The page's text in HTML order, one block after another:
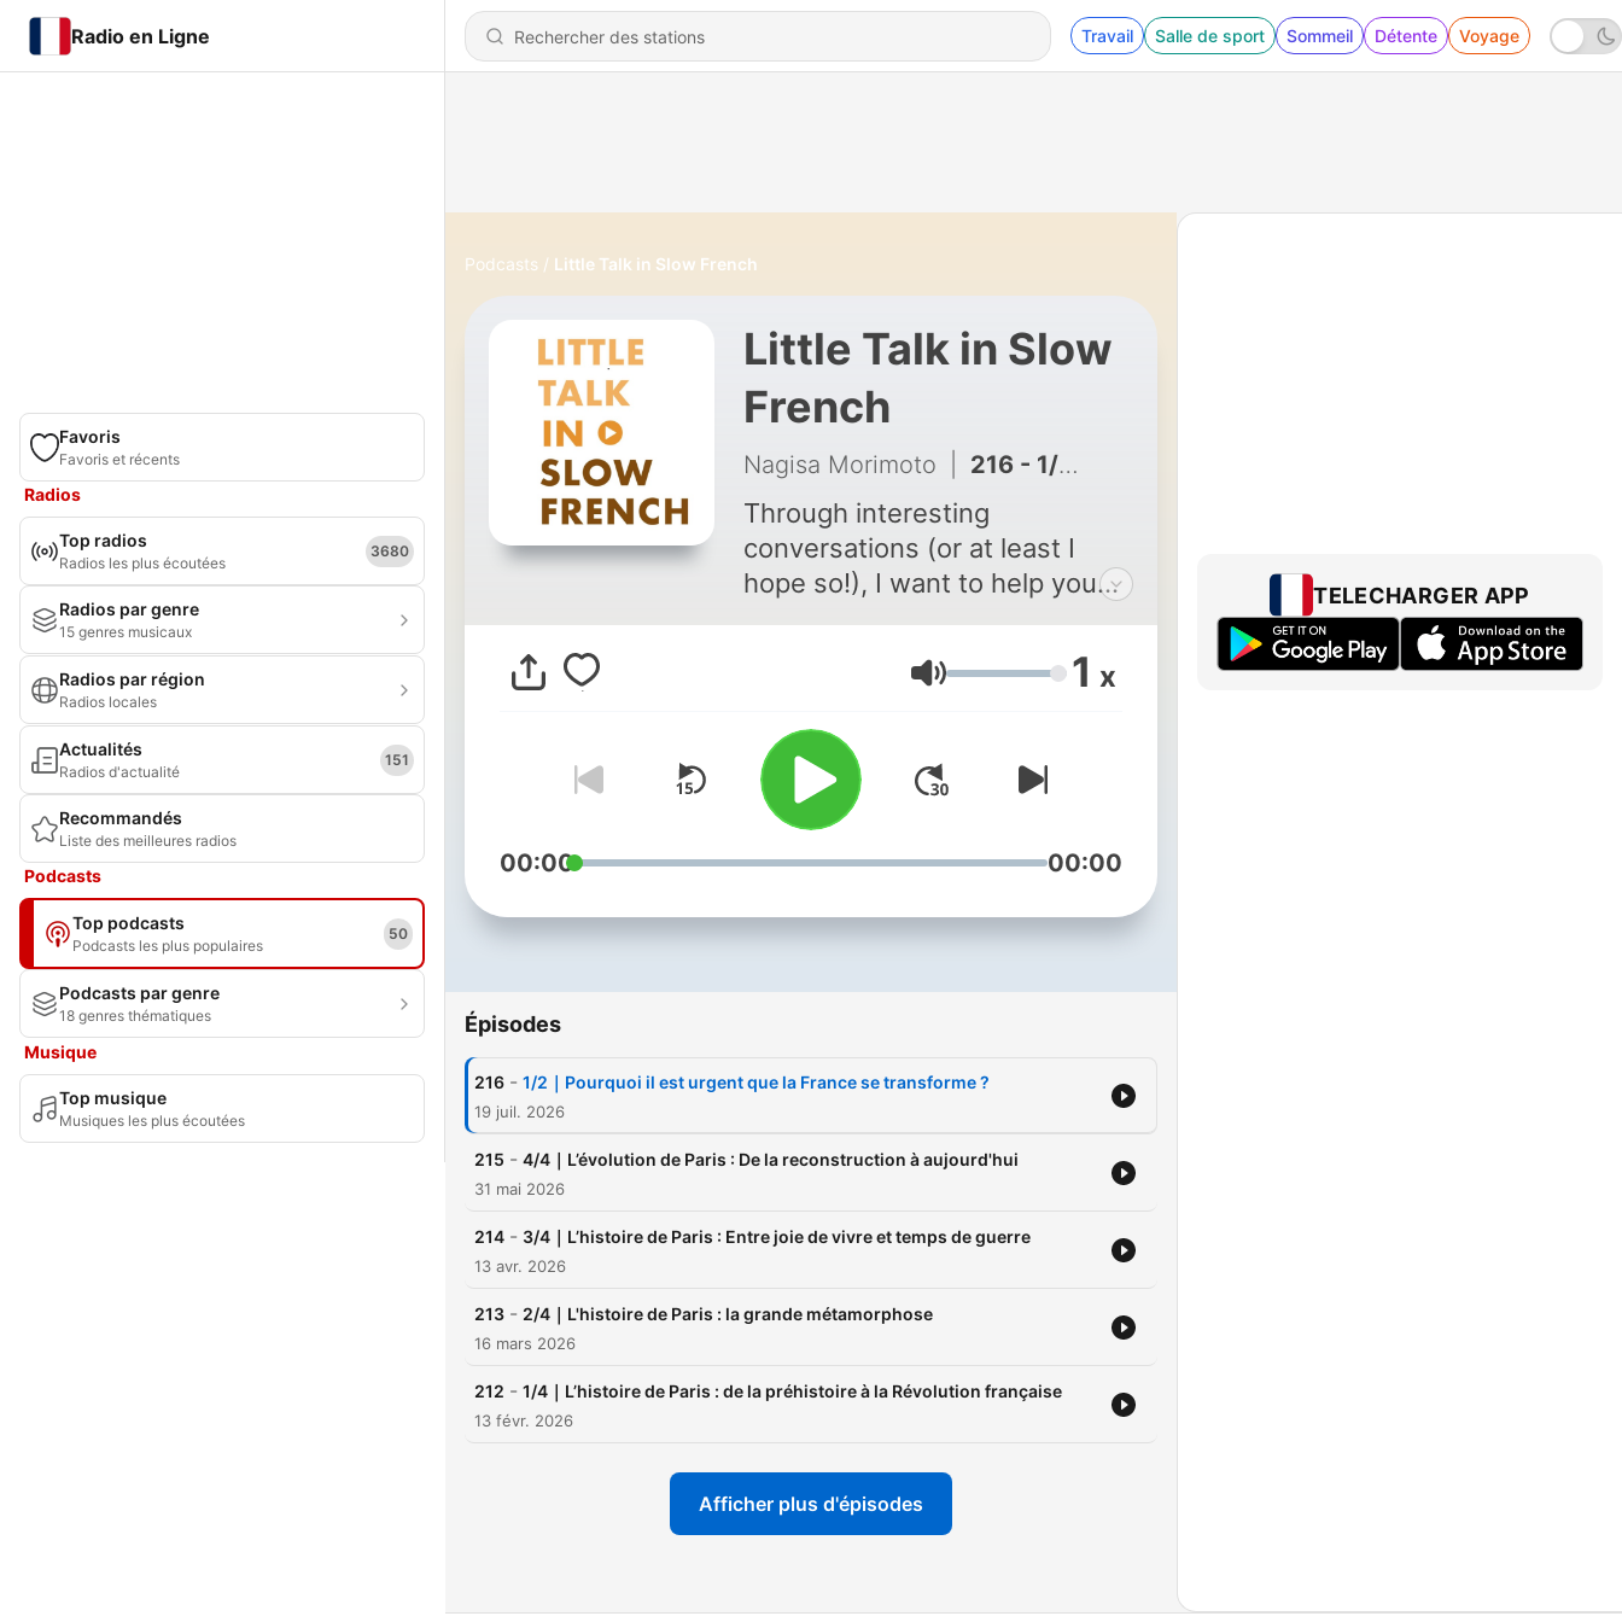
Radio en Ligne Travail Salle de sport Sommeil Détente Voyage
Favoris
Favoris et récents
Radios
Top radios
Radios les plus écoutées
3680
Radios par genre
15 genres musicaux
Radios par région
Radios locales
Actualités
Radios d'actualité
151
Recommandés
Liste des meilleures radios
Podcasts
Top podcasts
Podcasts les plus populaires
50
Podcasts par genre
18 genres thématiques
Musique
Top musique
Musiques les plus écoutées
Podcasts Little Talk in Slow French
Little Talk in Slow
French
Nagisa Morimoto 216 - 1/2｜Pourquoi il est urgent que la France se transforme ?
Through interesting
conversations (or at least I
hope so!), I want to help you
improve your French listening
skills or maybe just get you
familiar with the French
language. If you like my
podcast and you wish for
some more content, you can
help me by contributing on :
https://www.patreon.com/talkslowfrench
contact me on my instagram
Volume 1 x
00:00 00:00
Épisodes
216 - 1/2｜Pourquoi il est urgent que la France se transforme ?
19 juil. 2026
215 - 4/4｜L’évolution de Paris : De la reconstruction à aujourd'hui
31 mai 2026
214 - 3/4｜L’histoire de Paris : Entre joie de vivre et temps de guerre
13 avr. 2026
213 - 2/4｜L'histoire de Paris : la grande métamorphose
16 mars 2026
212 - 1/4｜L’histoire de Paris : de la préhistoire à la Révolution française
13 févr. 2026
Afficher plus d'épisodes
TELECHARGER APP